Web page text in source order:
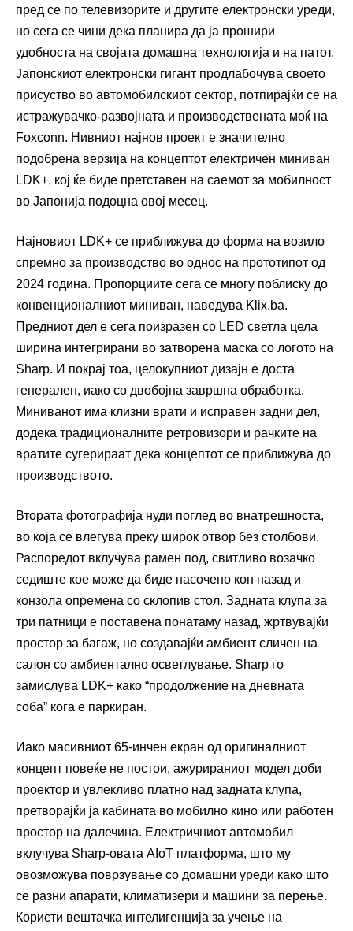
пред се по телевизорите и другите електронски уреди,
но сега се чини дека планира да ја прошири
удобноста на својата домашна технологија и на патот.
Јапонскиот електронски гигант продлабочува своето
присуство во автомобилскиот сектор, потпирајќи се на
истражувачко-развојната и производствената моќ на
Foxconn. Нивниот најнов проект е значително
подобрена верзија на концептот електричен миниван
LDK+, кој ќе биде претставен на саемот за мобилност
во Јапонија подоцна овој месец.
Најновиот LDK+ се приближува до форма на возило
спремно за производство во однос на прототипот од
2024 година. Пропорциите сега се многу поблиску до
конвенционалниот миниван, наведува Klix.ba.
Предниот дел е сега поизразен со LED светла цела
ширина интегрирани во затворена маска со логото на
Sharp. И покрај тоа, целокупниот дизајн е доста
генерален, иако со двобојна завршна обработка.
Миниванот има клизни врати и исправен задни дел,
додека традиционалните ретровизори и рачките на
вратите сугерираат дека концептот се приближува до
производството.
Втората фотографија нуди поглед во внатрешноста,
во која се влегува преку широк отвор без столбови.
Распоредот вклучува рамен под, свитливо возачко
седиште кое може да биде насочено кон назад и
конзола опремена со склопив стол. Задната клупа за
три патници е поставена понатаму назад, жртвувајќи
простор за багаж, но создавајќи амбиент сличен на
салон со амбиентално осветлување. Sharp го
замислува LDK+ како “продолжение на дневната
соба” кога е паркиран.
Иако масивниот 65-инчен екран од оригиналниот
концепт повеќе не постои, ажурираниот модел доби
проектор и увлекливо платно над задната клупа,
претворајќи ја кабината во мобилно кино или работен
простор на далечина. Електричниот автомобил
вклучува Sharp-овата AIoT платформа, што му
овозможува поврзување со домашни уреди како што
се разни апарати, климатизери и машини за перење.
Користи вештачка интелигенција за учење на